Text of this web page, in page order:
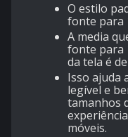
O estilo
fonte para
A media
fonte para
da tela é
Isso ajuda
legível e
tamanhos
móveis.